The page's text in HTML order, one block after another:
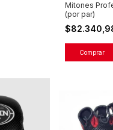
Mitones
(por par)